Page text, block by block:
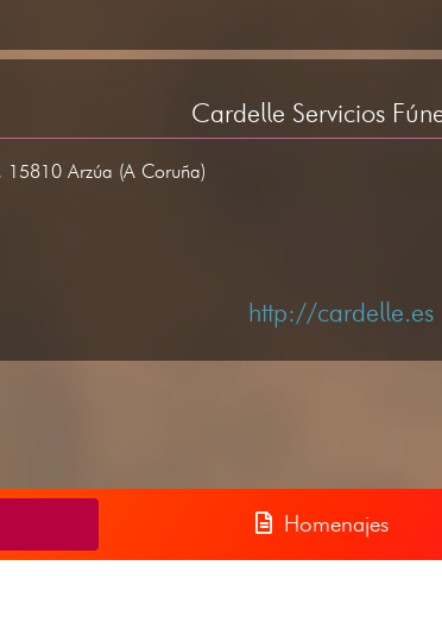
Cardelle Servicios
Arzúa (A Coruña)
http://cardelle.es
Homenajes